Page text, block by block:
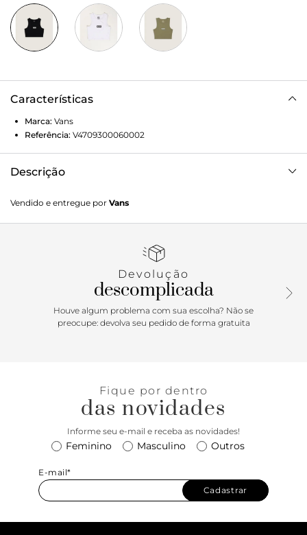
Características
Marca: Vans
Referência: V4709300060002
Descrição
a cultura de rua, artes, música e ligada ao skate e à
evolução do esporte, sem perder a essência. Dos clássicos
modelos de tênis, roupas e acessórios, sempre mantendo o
aplicação frontal de etiqueta tecida, com assinatura Vans,
centralizada na altura do peito. Uma peça atemporal que
carrega a herança Vans no estilo casual e descontraído.
Vendido e entregue por Vans
Devolução
descomplicada
Houve algum problema com sua escolha? Não se
preocupe: devolva seu pedido de forma gratuita
Fique por dentro
das novidades
Informe seu e-mail e receba as novidades!
Feminino Masculino Outros
E-mail*
Cadastrar